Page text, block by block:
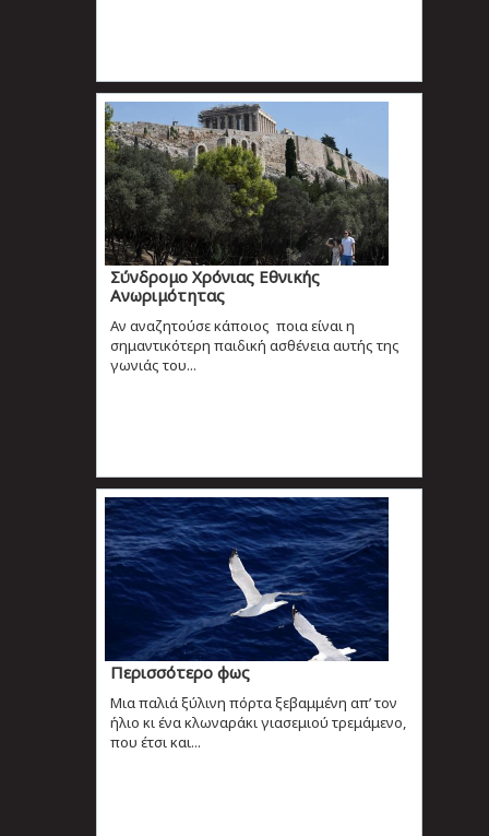
Σύνδρομο Χρόνιας Εθνικής
Ανωριμότητας
Αν αναζητούσε κάποιος ποια είναι η
σημαντικότερη παιδική ασθένεια αυτής της
γωνιάς του...
Περισσότερο φως
Μια παλιά ξύλινη πόρτα ξεβαμμένη απ’ τον
ήλιο κι ένα κλωναράκι γιασεμιού τρεμάμενο,
που έτσι και...